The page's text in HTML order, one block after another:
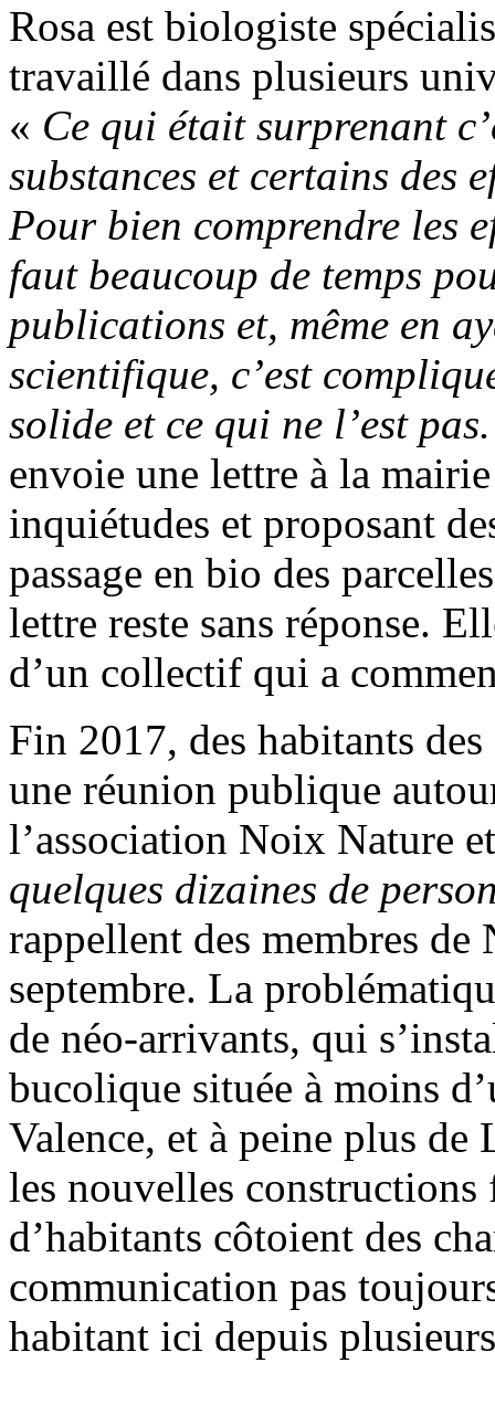
Rosa est biologiste
travaillé dans plusieurs
« Ce qui était surprenant
substances et certains des
Pour bien comprendre les
faut beaucoup de temps
publications et, même en
scientifique, c’est
solide et ce qui ne l’est
envoie une lettre à la
inquiétudes et proposant
passage en bio des
lettre reste sans réponse.
d’un collectif qui a
Fin 2017, des habitants
une réunion publique
l’association Noix Nature
quelques dizaines de
rappellent des membres de
septembre. La
de néo-arrivants, qui
bucolique située à moins
Valence, et à peine plus
les nouvelles
d’habitants côtoient des
communication pas
habitant ici depuis